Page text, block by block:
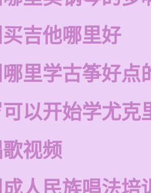
吉他哪里好
里学古筝好点
以开始学尤克
视频
人民族唱法培